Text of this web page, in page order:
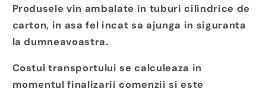
Produsele vin ambalate in tuburi cilindrice de
carton, in asa fel incat sa ajunga in siguranta
la dumneavoastra.
Costul transportului se calculeaza in
momentul finalizarii comenzii si este